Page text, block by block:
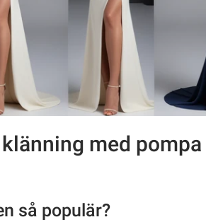
med
så populär?